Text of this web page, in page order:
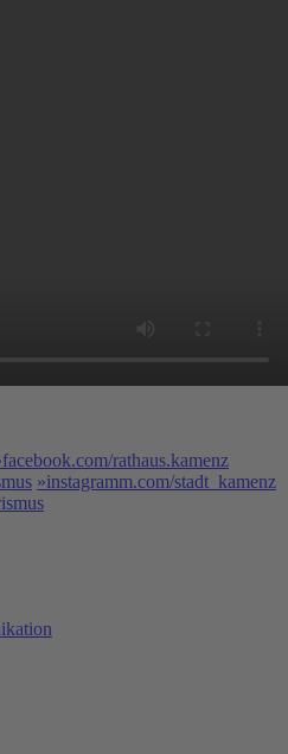
rathaus.kamenz
»instagramm.com/stadt_kamenz